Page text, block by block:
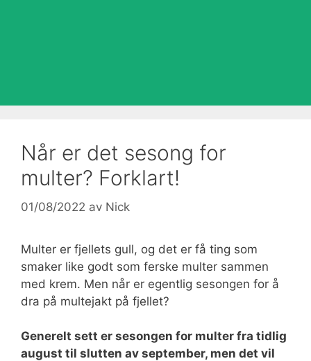
Når er det sesong for
multer? Forklart!
01/08/2022 av Nick
Multer er fjellets gull, og det er få ting som
smaker like godt som ferske multer sammen
med krem. Men når er egentlig sesongen for å
dra på multejakt på fjellet?
Generelt sett er sesongen for multer fra tidlig
august til slutten av september, men det vil